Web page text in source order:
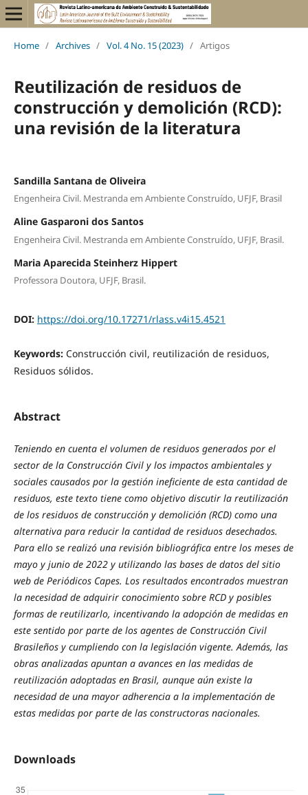
Home / Archives / Vol. 4 No. 15 (2023) / Artigos
Reutilización de residuos de
construcción y demolición (RCD):
una revisión de la literatura
Sandilla Santana de Oliveira
Engenheira Civil. Mestranda em Ambiente Construído, UFJF, Brasil
Aline Gasparoni dos Santos
Engenheira Civil. Mestranda em Ambiente Construído, UFJF, Brasil.
Maria Aparecida Steinherz Hippert
Professora Doutora, UFJF, Brasil.
DOI: https://doi.org/10.17271/rlass.v4i15.4521
Keywords: Construcción civil, reutilización de residuos,
Residuos sólidos.
Abstract
Teniendo en cuenta el volumen de residuos generados por el
sector de la Construcción Civil y los impactos ambientales y
sociales causados ​​por la gestión ineficiente de esta cantidad de
residuos, este texto tiene como objetivo discutir la reutilización
de los residuos de construcción y demolición (RCD) como una
alternativa para reducir la cantidad de residuos desechados.
Para ello se realizó una revisión bibliográfica entre los meses de
mayo y junio de 2022 y utilizando las bases de datos del sitio
web de Periódicos Capes. Los resultados encontrados muestran
la necesidad de adquirir conocimiento sobre RCD y posibles
formas de reutilizarlo, incentivando la adopción de medidas en
este sentido por parte de los agentes de Construcción Civil
Brasileños y cumpliendo con la legislación vigente. Además, las
obras analizadas apuntan a avances en las medidas de
reutilización adoptadas en Brasil, aunque aún existe la
necesidad de una mayor adherencia a la implementación de
estas medidas por parte de las constructoras nacionales.
Downloads